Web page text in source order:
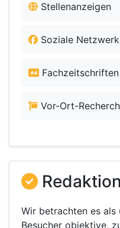
Stellenanzeigen
Soziale
Vor-Ort-
Wir betrachten es als
Besucher objektive,